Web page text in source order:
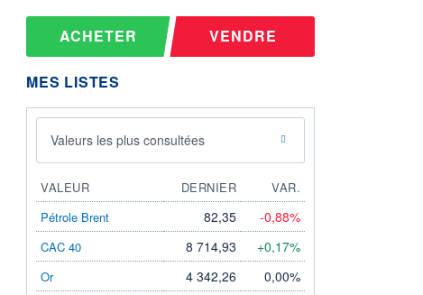
ACHETER VENDRE
MES LISTES
Valeurs les plus consultées
VALEUR DERNIER
VAR.
Pétrole Brent
82,35 -0,88%
CAC 40 8 714,93 +0,17%
Or 4 342,26 0,00%